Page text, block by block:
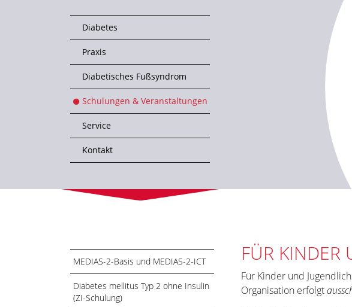
Diabetes
Praxis
Diabetisches Fußsyndrom
Schulungen & Veranstaltungen
Service
Kontakt
MEDIAS-2-Basis und MEDIAS-2-ICT
Diabetes mellitus Typ 2 ohne Insulin
(ZI-Schulung)
FÜR KINDER
Für Kinder und
Organisation erfolgt